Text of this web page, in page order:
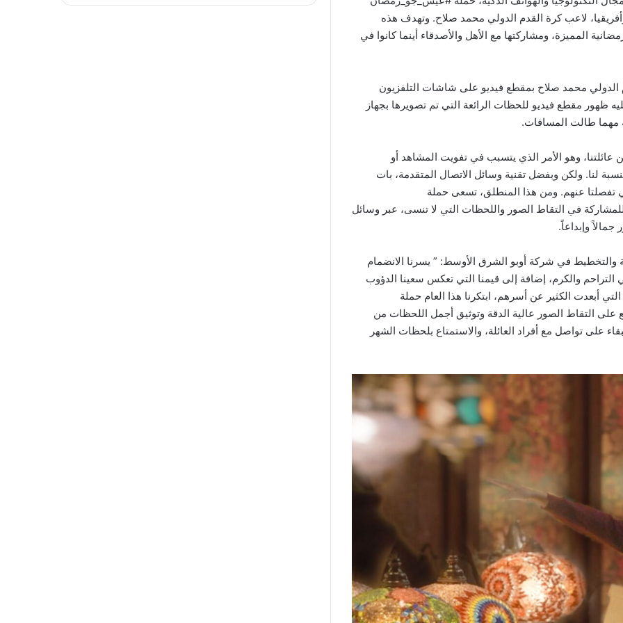
لاعب كرة القدم الدولي محمد صلاح. وتهدف هذه
المميزة، ومشاركتها مع الأهل والأصدقاء أينما كانوا في
محمد صلاح بمقطع فيديو على شاشات التلفزيون
ظهور مقطع فيديو للحظات الرائعة التي تم تصويرها بجهاز
وهو الأمر الذي يتسبب في تفويت المشاهد أو
لنا. ولكن وبفضل تقنية وسائل الاتصال المتقدمة، بات
تفصلتا عنهم. ومن هذا المنطلق، تسعى حملة
في التقاط الصور واللحظات التي لا تنسى، عبر وسائل
وإبداعاً.
والتخطيط في شركة أوبو الشرق الأوسط: ” يسرنا الانضمام
والكرم، إضافة إلى قيمنا التي تعكس سعينا الدؤوب
أبعدت الكثير عن أسرهم، ابتكرنا هذا العام حملة
التقاط الصور عالية الدقة وتوثيق أجمل اللحظات من
على تواصل مع أفراد العائلة، والاستمتاع بلحظات الشهر